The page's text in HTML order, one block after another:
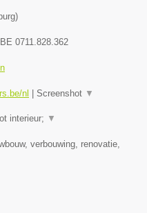
)
BE 0711.828.362
nl Screenshot ▼
interieur; ▼
verbouwing, renovatie,